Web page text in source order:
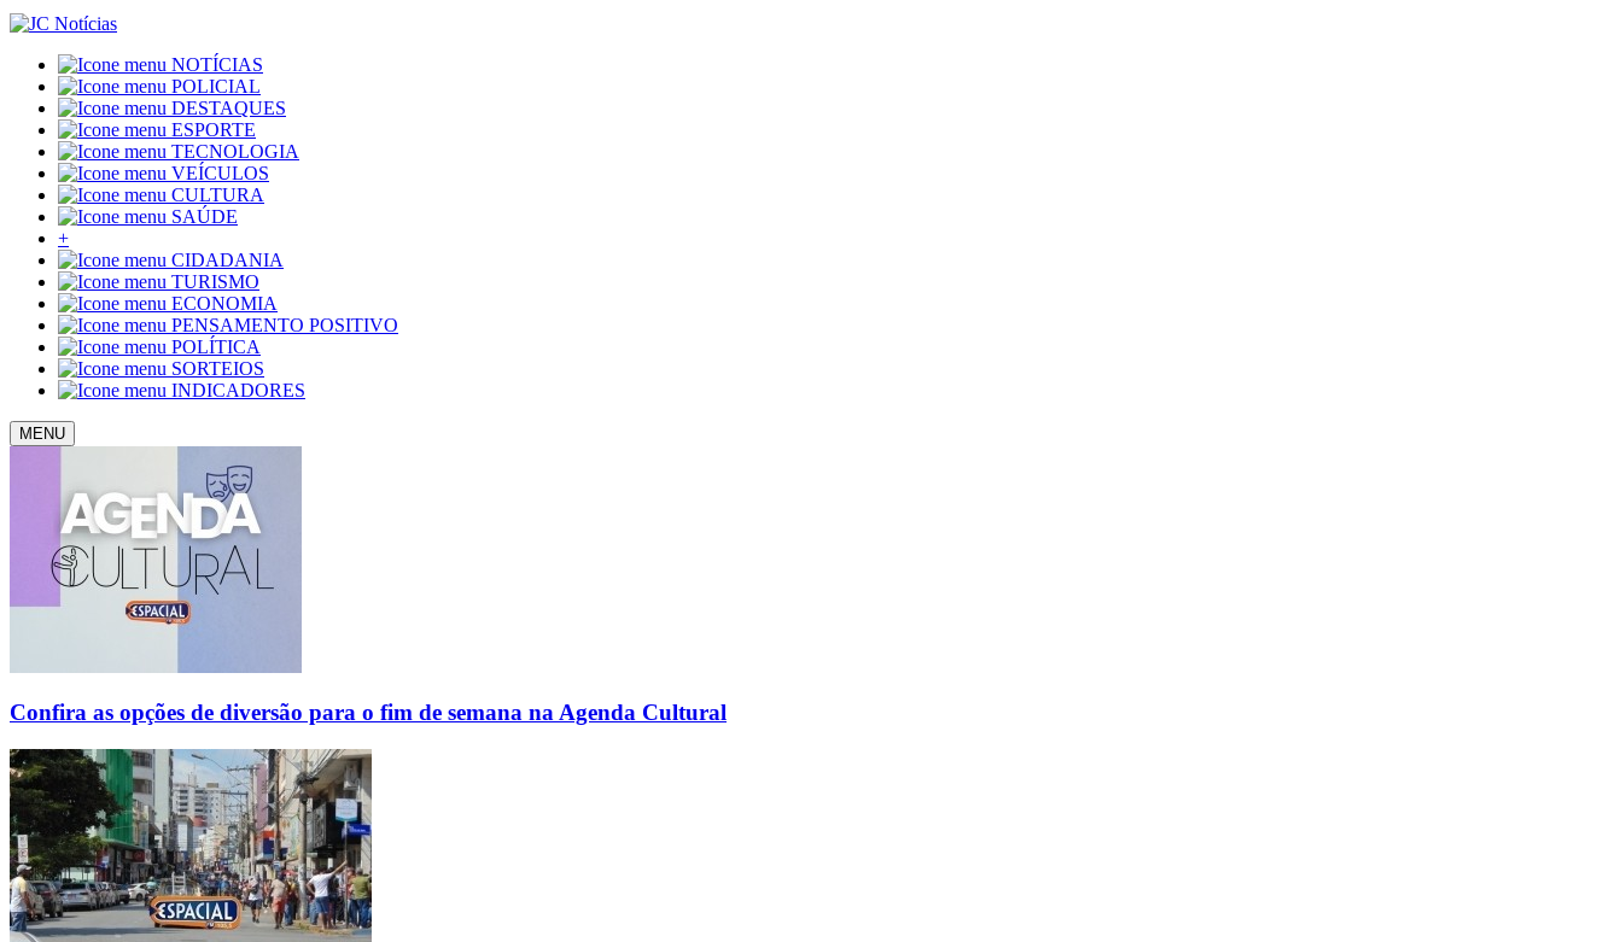
NOTÍCIAS
POLICIAL
DESTAQUES
ESPORTE
TECNOLOGIA
VEÍCULOS
CULTURA
SAÚDE
+
CIDADANIA
TURISMO
ECONOMIA
PENSAMENTO POSITIVO
POLÍTICA
SORTEIOS
INDICADORES
MENU
Confira as opções de diversão para o fim de semana na Agenda Cultural